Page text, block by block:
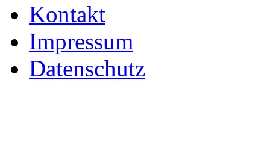
Kontakt
Impressum
Datenschutz